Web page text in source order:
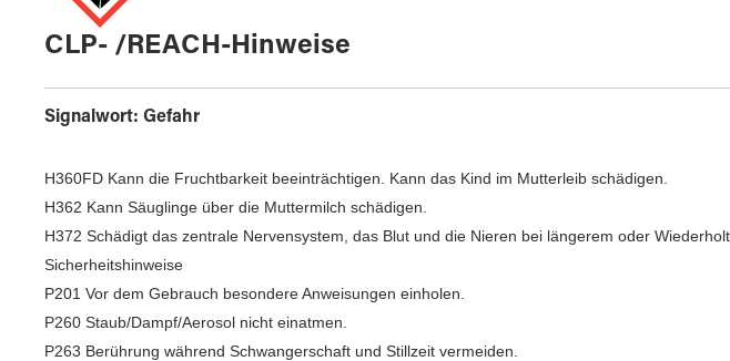
CLP- /REACH-Hinweise
Signalwort: Gefahr
H360FD Kann die Fruchtbarkeit beeinträchtigen. Kann das Kind im Mutterleib schädigen.
H362 Kann Säuglinge über die Muttermilch schädigen.
H372 Schädigt das zentrale Nervensystem, das Blut und die Nieren bei längerem oder
Sicherheitshinweise
P201 Vor dem Gebrauch besondere Anweisungen einholen.
P260 Staub/Dampf/Aerosol nicht einatmen.
P263 Berührung während Schwangerschaft und Stillzeit vermeiden.